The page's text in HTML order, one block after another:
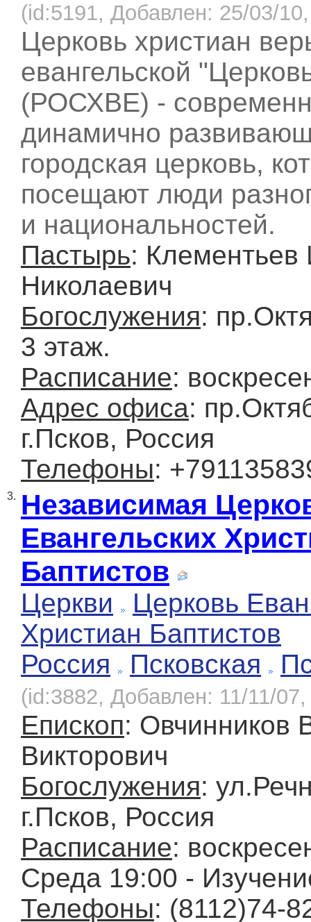
(id:5191, Добавлен: 25/03/
Церковь христиан
евангельской
(РОСХВЕ) -
динамично
городская церковь,
посещают люди
и национальностей.
Пастырь: Клементьев
Николаевич
Богослужения:
3 этаж.
Расписание:
Адрес офиса:
г.Псков, Россия
Телефоны:
3. Независимая
Евангельских
Баптистов
Церкви
Церковь
Христиан Баптистов
Россия
Псковская
(id:3882, Добавлен: 11/11/
Епископ: Овчинников
Викторович
Богослужения:
г.Псков, Россия
Расписание:
Среда 19:00 -
Телефоны: (8112)74-